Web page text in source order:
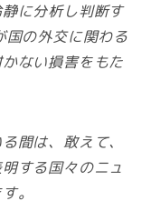
に分析し判断す
国の外交に関わる
ない損害をもた
間は、敢えて、
する国々のニュ
。